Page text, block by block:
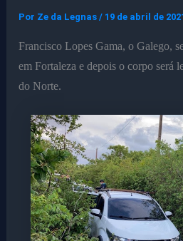
Por Ze da Legnas/ 19 de abril de
Francisco Lopes Gama, o Galego,
em Fortaleza e depois o corpo será
do Norte.